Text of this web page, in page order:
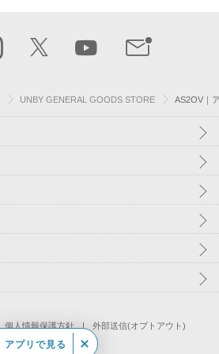
UNBY GENERAL GOODS STORE AS2OV｜
個人情報保護方針 外部送信(オプトアウト)
© Kakaku.com, Inc.
アプリで見る